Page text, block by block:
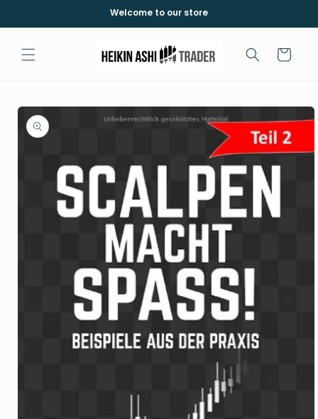
Welcome to our store
Cart
Skip to
product
information